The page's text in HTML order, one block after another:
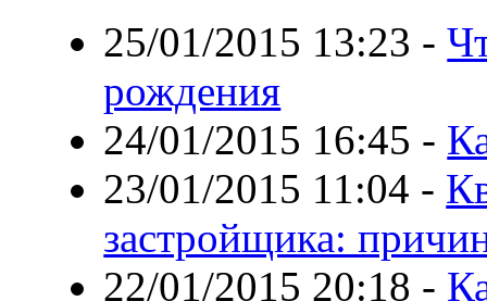
25/01/2015 13:23 -
рождения
24/01/2015 16:45 -
23/01/2015 11:04 -
застройщика:
22/01/2015 20:18 -